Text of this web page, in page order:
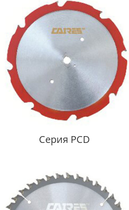
Cерия PCD